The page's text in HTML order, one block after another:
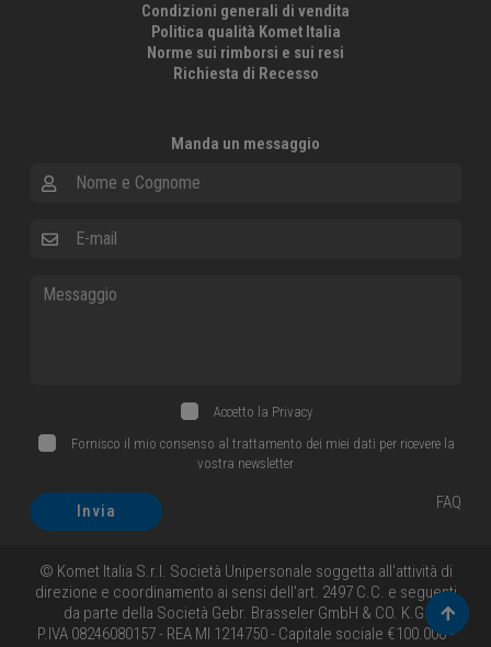
Condizioni generali di vendita
Politica qualità Komet Italia
Norme sui rimborsi e sui resi
Richiesta di Recesso
Manda un messaggio
Accetto la Privacy
Fornisco il mio consenso al trattamento dei miei dati per ricevere la
vostra newsletter
Invia FAQ
© Komet Italia S.r.l. Società Unipersonale soggetta all'attività di
direzione e coordinamento ai sensi dell'art. 2497 C.C. e seguenti
da parte della Società Gebr. Brasseler GmbH & CO. K.G.
P.IVA 08246080157 - REA MI 1214750 - Capitale sociale €100.000 -
Torna